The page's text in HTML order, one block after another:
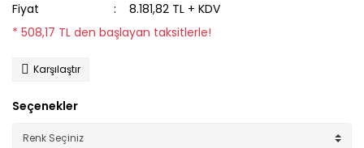
Fiyat
8.181,82 TL + KDV
* 508,17 TL den başlayan taksitlerle!
Karşılaştır
Seçenekler